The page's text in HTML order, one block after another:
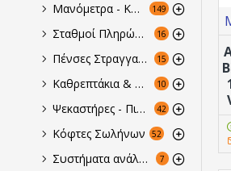
Μανόμετρα - Κάσες 149
Σταθμοί Πληρώσεως, Ανάκτησης - Ανακύκλωσης 16
Πένσες Στραγγαλισμού 15
Καθρεπτάκια & Hλεκτρονικά Ενδσκόπια 10
Ψεκαστήρες - Πιεστικά 42
Κόφτες Σωλήνων 52
Συστήματα ανάλυσης, απόδοσης & καθαριότητας 7